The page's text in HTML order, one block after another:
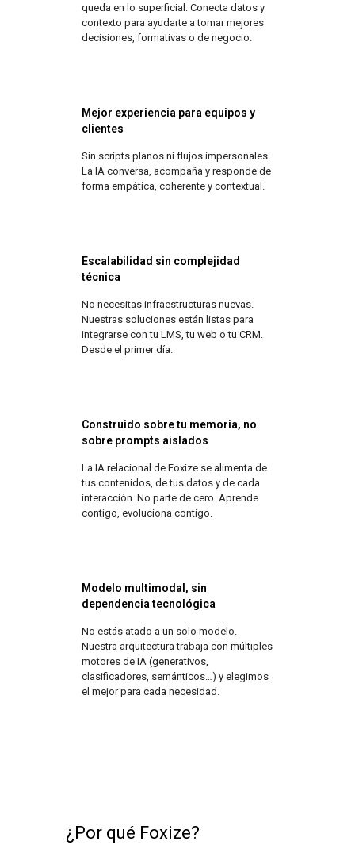
queda en lo superficial. Conecta datos y
contexto para ayudarte a tomar mejores
decisiones, formativas o de negocio.
Mejor experiencia para equipos y
clientes
Sin scripts planos ni flujos impersonales.
La IA conversa, acompaña y responde de
forma empática, coherente y contextual.
Escalabilidad sin complejidad
técnica
No necesitas infraestructuras nuevas.
Nuestras soluciones están listas para
integrarse con tu LMS, tu web o tu CRM.
Desde el primer día.
Construido sobre tu memoria, no
sobre prompts aislados
La IA relacional de Foxize se alimenta de
tus contenidos, de tus datos y de cada
interacción. No parte de cero. Aprende
contigo, evoluciona contigo.
Modelo multimodal, sin
dependencia tecnológica
No estás atado a un solo modelo.
Nuestra arquitectura trabaja con múltiples
motores de IA (generativos,
clasificadores, semánticos…) y elegimos
el mejor para cada necesidad.
¿Por qué Foxize?